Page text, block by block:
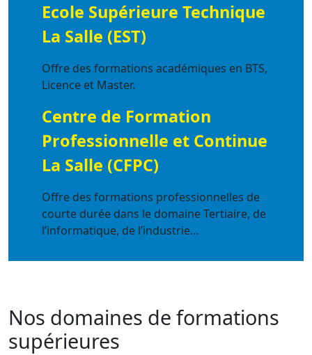
Ecole Supérieure Technique
La Salle (EST)
Offre des formations académiques en BTS,
Licence et Master.
Centre de Formation
Professionnelle et Continue
La Salle (CFPC)
Offre des formations professionnelles de
courte durée dans le domaine Tertiaire, de
l’informatique, de l’industrie…
Nos domaines de formations
supérieures